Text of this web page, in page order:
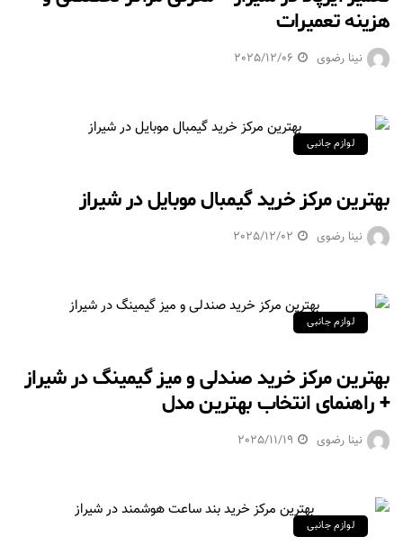
هزینه تعمیرات
نینا رضوی 2025/12/06
لوازم جانبی
بهترین مرکز خرید گیمبال موبایل در شیراز
نینا رضوی 2025/12/02
لوازم جانبی
بهترین مرکز خرید صندلی و میز گیمینگ در شیراز
+ راهنمای انتخاب بهترین مدل
نینا رضوی 2025/11/19
لوازم جانبی